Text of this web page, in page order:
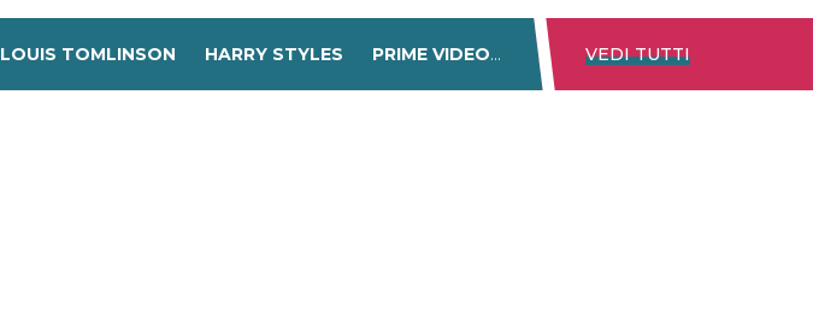
LOUIS TOMLINSON HARRY STYLES PRIME VIDEO DISNEY+ NETFLIX
VEDI TUTTI